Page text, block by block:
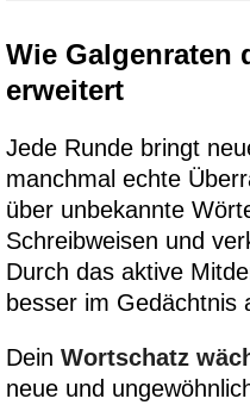
Wie Galgenraten
erweitert
Jede Runde bringt
manchmal echte
über unbekannte
Schreibweisen und
Durch das aktive
besser im Gedächtnis
Dein Wortschatz
neue und